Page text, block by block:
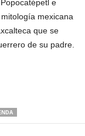
e
mexicana
que se
de su padre.